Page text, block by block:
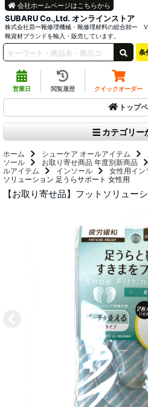
SUBARU Co.,Ltd. オンラインストア
株式会社昴ー靴修理機械・靴修理材料の総合卸ー
靴資材ブランドを輸入・販売しています。
会社ホームページはこちらから
条
営業日 閲覧履歴 クイックオーダー
トップ
カテゴリー
ホーム シューケア オールアイテム
ソール
お取り寄せ商品 年度別新商品
ルアイテム
インソール 女性用イン
ソリューション 足うらサポート 女性用
【お取り寄せ品】フットソリュー